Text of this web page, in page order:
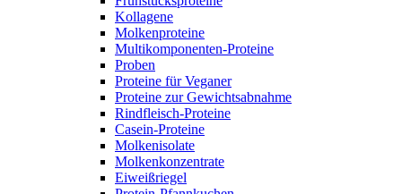
Kollagene
Molkenproteine
Multikomponenten-Proteine
Proben
Proteine für Veganer
Proteine zur Gewichtsabnahme
Rindfleisch-Proteine
Casein-Proteine
Molkenisolate
Molkenkonzentrate
Eiweißriegel